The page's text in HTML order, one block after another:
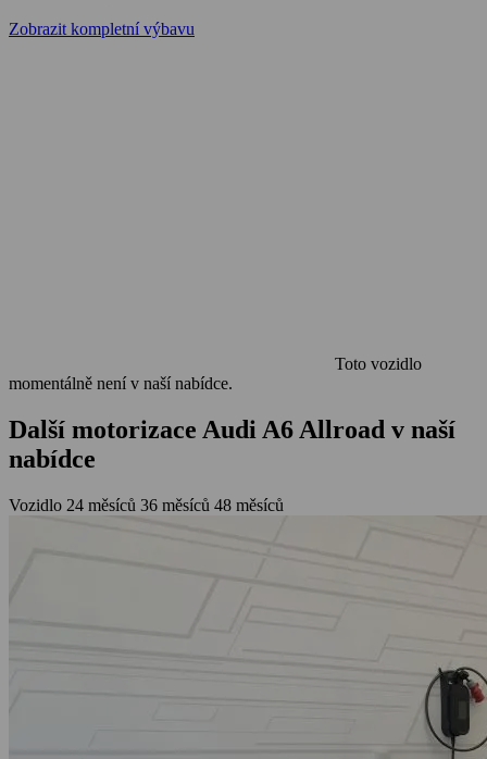
Zobrazit kompletní výbavu
Toto vozidlo
momentálně není v naší nabídce.
Další motorizace Audi A6 Allroad v naší
nabídce
Vozidlo 24 měsíců 36 měsíců 48 měsíců